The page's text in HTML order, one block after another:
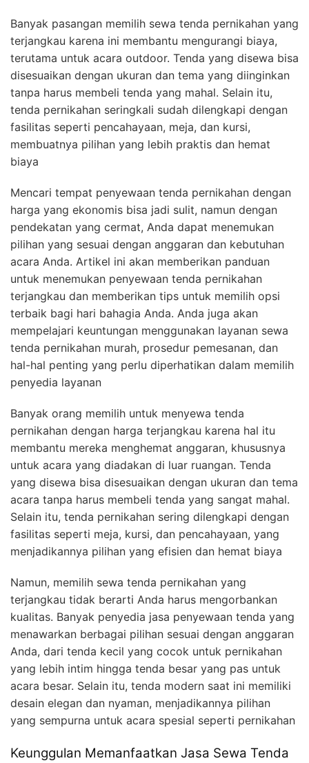
Banyak pasangan memilih sewa tenda pernikahan yang
terjangkau karena ini membantu mengurangi biaya,
terutama untuk acara outdoor. Tenda yang disewa bisa
disesuaikan dengan ukuran dan tema yang diinginkan
tanpa harus membeli tenda yang mahal. Selain itu,
tenda pernikahan seringkali sudah dilengkapi dengan
fasilitas seperti pencahayaan, meja, dan kursi,
membuatnya pilihan yang lebih praktis dan hemat
biaya
Mencari tempat penyewaan tenda pernikahan dengan
harga yang ekonomis bisa jadi sulit, namun dengan
pendekatan yang cermat, Anda dapat menemukan
pilihan yang sesuai dengan anggaran dan kebutuhan
acara Anda. Artikel ini akan memberikan panduan
untuk menemukan penyewaan tenda pernikahan
terjangkau dan memberikan tips untuk memilih opsi
terbaik bagi hari bahagia Anda. Anda juga akan
mempelajari keuntungan menggunakan layanan sewa
tenda pernikahan murah, prosedur pemesanan, dan
hal-hal penting yang perlu diperhatikan dalam memilih
penyedia layanan
Banyak orang memilih untuk menyewa tenda
pernikahan dengan harga terjangkau karena hal itu
membantu mereka menghemat anggaran, khususnya
untuk acara yang diadakan di luar ruangan. Tenda
yang disewa bisa disesuaikan dengan ukuran dan tema
acara tanpa harus membeli tenda yang sangat mahal.
Selain itu, tenda pernikahan sering dilengkapi dengan
fasilitas seperti meja, kursi, dan pencahayaan, yang
menjadikannya pilihan yang efisien dan hemat biaya
Namun, memilih sewa tenda pernikahan yang
terjangkau tidak berarti Anda harus mengorbankan
kualitas. Banyak penyedia jasa penyewaan tenda yang
menawarkan berbagai pilihan sesuai dengan anggaran
Anda, dari tenda kecil yang cocok untuk pernikahan
yang lebih intim hingga tenda besar yang pas untuk
acara besar. Selain itu, tenda modern saat ini memiliki
desain elegan dan nyaman, menjadikannya pilihan
yang sempurna untuk acara spesial seperti pernikahan
Keunggulan Memanfaatkan Jasa Sewa Tenda